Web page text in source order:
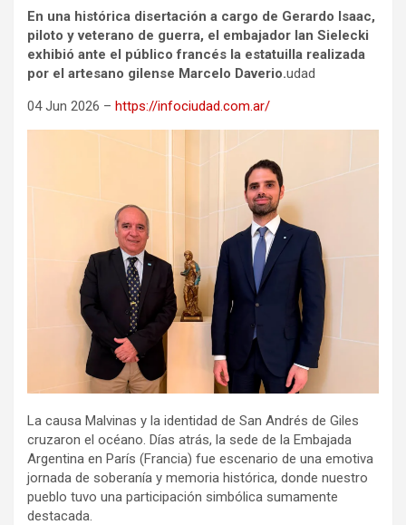
En una histórica disertación a cargo de Gerardo Isaac,
piloto y veterano de guerra, el embajador Ian Sielecki
exhibió ante el público francés la estatuilla realizada
por el artesano gilense Marcelo Daverio.udad
04 Jun 2026 – https://infociudad.com.ar/
La causa Malvinas y la identidad de San Andrés de Giles
cruzaron el océano. Días atrás, la sede de la Embajada
Argentina en París (Francia) fue escenario de una emotiva
jornada de soberanía y memoria histórica, donde nuestro
pueblo tuvo una participación simbólica sumamente
destacada.